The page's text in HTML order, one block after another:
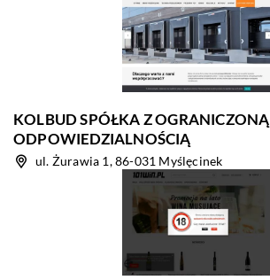
KOLBUD SPÓŁKA Z OGRANICZONĄ
ODPOWIEDZIALNOŚCIĄ
ul. Żurawia 1, 86-031 Myślęcinek